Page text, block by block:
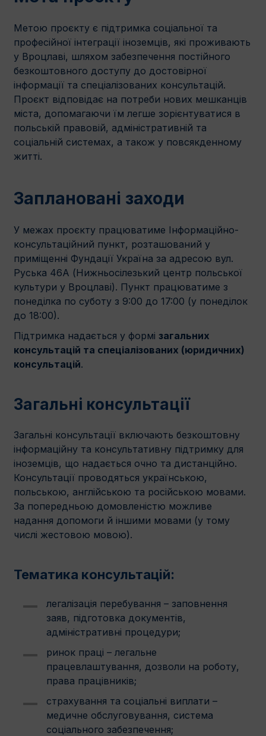
Метою проєкту є підтримка соціальної та
професійної інтеграції іноземців, які проживають
у Вроцлаві, шляхом забезпечення постійного
безкоштовного доступу до достовірної
інформації та спеціалізованих консультацій.
Проєкт відповідає на потреби нових мешканців
міста, допомагаючи їм легше зорієнтуватися в
польській правовій, адміністративній та
соціальній системах, а також у повсякденному
житті.
Заплановані заходи
У межах проєкту працюватиме Інформаційно-
консультаційний пункт, розташований у
приміщенні Фундації Україна за адресою вул.
Руська 46A (Нижньосілезький центр польської
культури у Вроцлаві). Пункт працюватиме з
понеділка по суботу з 9:00 до 17:00 (у понеділок
до 18:00).
Підтримка надається у формі загальних
консультацій та спеціалізованих (юридичних)
консультацій.
Загальні консультації
Загальні консультації включають безкоштовну
інформаційну та консультативну підтримку для
іноземців, що надається очно та дистанційно.
Консультації проводяться українською,
польською, англійською та російською мовами.
За попередньою домовленістю можливе
надання допомоги й іншими мовами (у тому
числі жестовою мовою).
Тематика консультацій:
легалізація перебування – заповнення
заяв, підготовка документів,
адміністративні процедури;
ринок праці – легальне
працевлаштування, дозволи на роботу,
права працівників;
страхування та соціальні виплати –
медичне обслуговування, система
соціального забезпечення;